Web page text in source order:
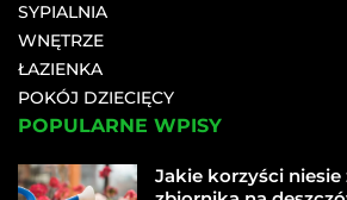
SYPIALNIA
WNĘTRZE
ŁAZIENKA
POKÓJ DZIECIĘCY
POPULARNE WPISY
Jakie korzyści niesie